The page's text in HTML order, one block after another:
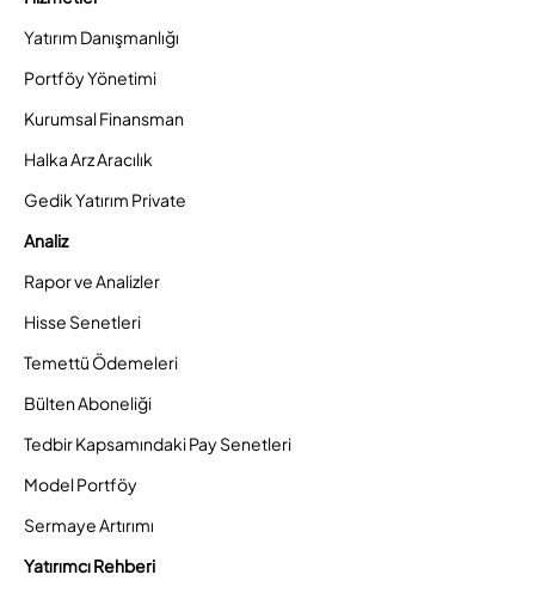
Yatırım Danışmanlığı
Portföy Yönetimi
Kurumsal Finansman
Halka Arz Aracılık
Gedik Yatırım Private
Analiz
Rapor ve Analizler
Hisse Senetleri
Temettü Ödemeleri
Bülten Aboneliği
Tedbir Kapsamındaki Pay Senetleri
Model Portföy
Sermaye Artırımı
Yatırımcı Rehberi